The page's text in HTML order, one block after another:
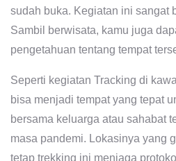
sudah buka. Kegiatan ini sangat
Sambil berwisata, kamu juga
pengetahuan tentang tempat
Seperti kegiatan Tracking di
bisa menjadi tempat yang tepat
bersama keluarga atau sahabat
masa pandemi. Lokasinya yang
tetap trekking ini menjaga